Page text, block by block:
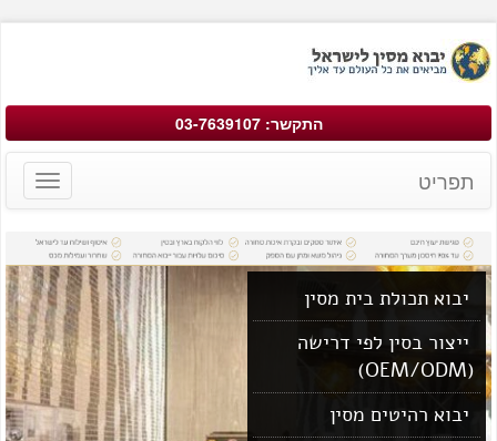
התקשר: 03-7639107
Toggle
תפריט
יבוא תכולת בית מסין
ייצור בסין לפי דרישה
יבוא רהיטים מסין